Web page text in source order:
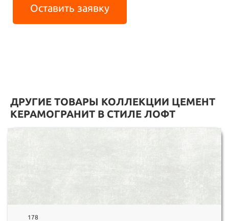
Оставить заявку
ДРУГИЕ ТОВАРЫ КОЛЛЕКЦИИ ЦЕМЕНТ
КЕРАМОГРАНИТ В СТИЛЕ ЛОФТ
178